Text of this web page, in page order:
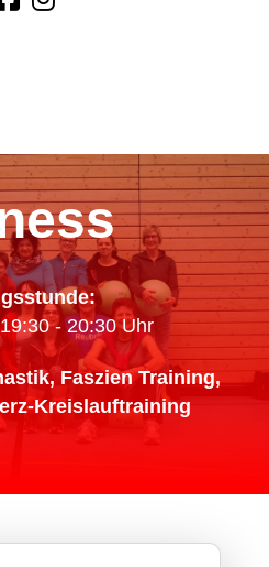
- 20:30 Uhr
Faszien Training,
Kreislauftraining